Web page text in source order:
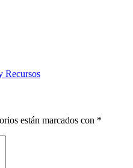
Recursos
están marcados con *